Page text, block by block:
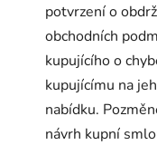
potvrzení o
obchodních
kupujícího o
kupujícímu na
nabídku.
návrh kupní